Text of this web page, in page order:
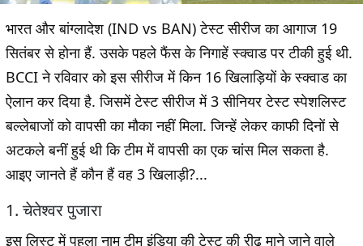
भारत और बांग्लादेश (IND vs BAN) टेस्ट सीरीज का आगाज 19
सितंबर से होना हैं. उसके पहले फैंस के निगाहें स्क्वाड पर टीकी हुई थी.
BCCI ने रविवार को इस सीरीज में किन 16 खिलाड़ियों के स्क्वाड का
ऐलान कर दिया है. जिसमें टेस्ट सीरीज में 3 सीनियर टेस्ट स्पेशलिस्ट
बल्लेबाजों को वापसी का मौका नहीं मिला. जिन्हें लेकर काफी दिनों से
अटकले बनीं हुई थी कि टीम में वापसी का एक चांस मिल सकता है.
आइए जानते हैं कौन हैं वह 3 खिलाड़ी?...
1. चेतेश्वर पुजारा
इस लिस्ट में पहला नाम टीम इंडिया की टेस्ट की रीढ़ माने जाने वाले